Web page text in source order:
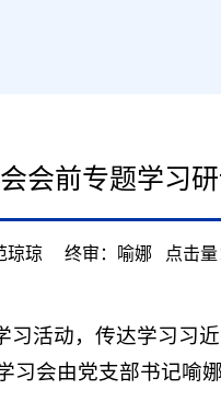
会前专题学习
琼琼 终审：喻娜 点击量
活动，传达学习习
会由党支部书记喻娜